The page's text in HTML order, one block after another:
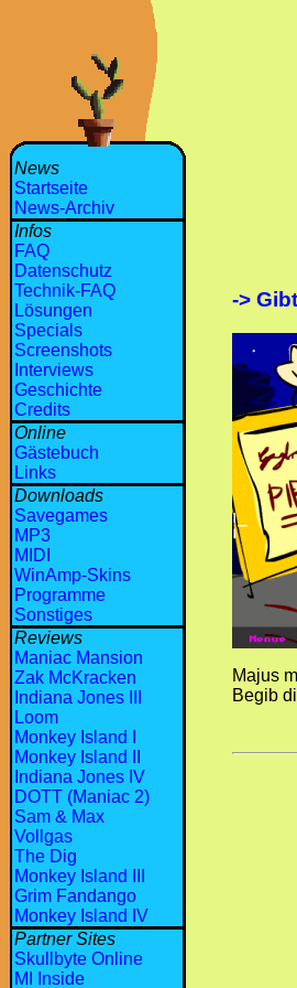
News
Startseite
News-Archiv
Infos
FAQ
Datenschutz
Technik-FAQ
Lösungen
Specials
Screenshots
Interviews
Geschichte
Credits
Online
Gästebuch
Links
Downloads
Savegames
MP3
MIDI
WinAmp-Skins
Programme
Sonstiges
Reviews
Maniac Mansion
Zak McKracken
Indiana Jones III
Loom
Monkey Island I
Monkey Island II
Indiana Jones IV
DOTT (Maniac 2)
Sam & Max
Vollgas
The Dig
Monkey Island III
Grim Fandango
Monkey Island IV
Partner Sites
Skullbyte Online
MI Inside
->
Majus
Begib